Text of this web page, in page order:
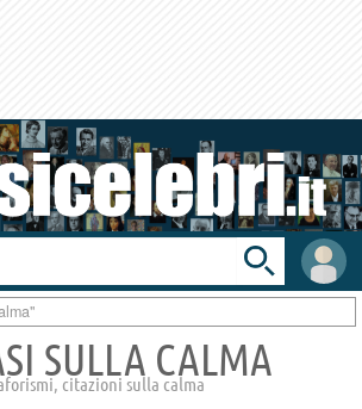
User
area
Toggle
search
bar
SULLA CALMA
citazioni sulla calma